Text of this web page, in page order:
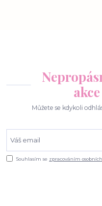
Můžete se kdykoli
Souhlasím se zpracováním